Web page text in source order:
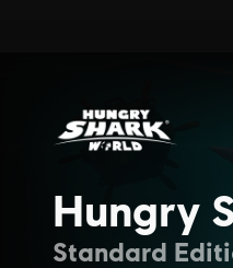
Hungry
Standard